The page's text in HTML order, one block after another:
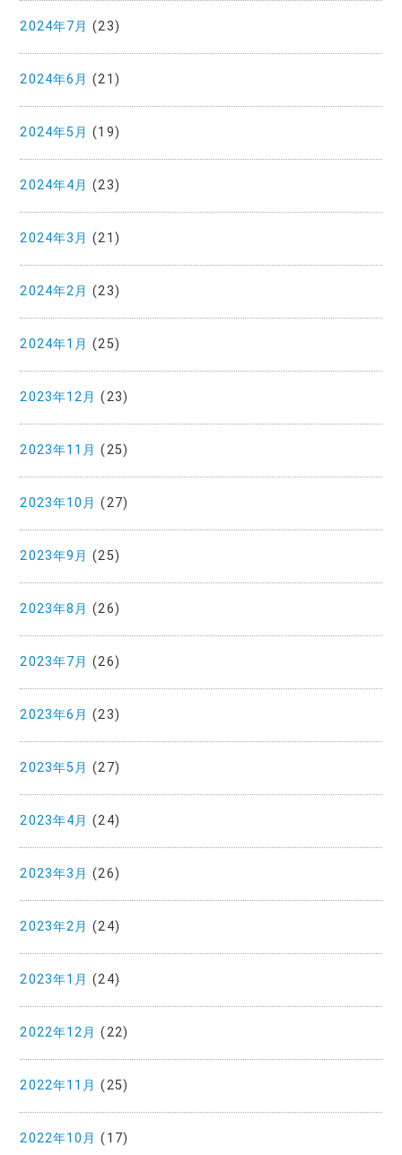
2024年7月 (23)
2024年6月 (21)
2024年5月 (19)
2024年4月 (23)
2024年3月 (21)
2024年2月 (23)
2024年1月 (25)
2023年12月 (23)
2023年11月 (25)
2023年10月 (27)
2023年9月 (25)
2023年8月 (26)
2023年7月 (26)
2023年6月 (23)
2023年5月 (27)
2023年4月 (24)
2023年3月 (26)
2023年2月 (24)
2023年1月 (24)
2022年12月 (22)
2022年11月 (25)
2022年10月 (17)